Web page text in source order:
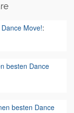
Move!:
besten Dance
besten Dance